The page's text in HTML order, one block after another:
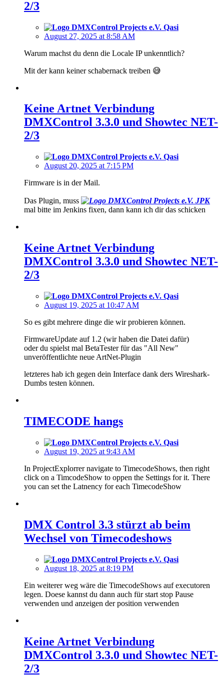
2/3
Qasi
August 27, 2025 at 8:58 AM
Warum machst du denn die Locale IP unkenntlich?
Mit der kann keiner schabernack treiben 😅
Keine Artnet Verbindung
DMXControl 3.3.0 und Showtec NET-
2/3
Qasi
August 20, 2025 at 7:15 PM
Firmware is in der Mail.
Das Plugin, muss
JPK
mal bitte im Jenkins fixen, dann kann ich dir das schicken
Keine Artnet Verbindung
DMXControl 3.3.0 und Showtec NET-
2/3
Qasi
August 19, 2025 at 10:47 AM
So es gibt mehrere dinge die wir probieren können.
FirmwareUpdate auf 1.2 (wir haben die Datei dafür)
oder du spielst mal BetaTester für das "All New"
unveröffentlichte neue ArtNet-Plugin
letzteres hab ich gegen dein Interface dank ders Wireshark-
Dumbs testen können.
TIMECODE hangs
Qasi
August 19, 2025 at 9:43 AM
In ProjectExplorrer navigate to TimecodeShows, then right
click on a TimcodeShow to oppen the Settings for it. There
you can set the Latnency for each TimecodeShow
DMX Control 3.3 stürzt ab beim
Wechsel von Timecodeshows
Qasi
August 18, 2025 at 8:19 PM
Ein weiterer weg wäre die TimecodeShows auf executoren
legen. Doese kannst du dann auch für start stop Pause
verwenden und anzeigen der position verwenden
Keine Artnet Verbindung
DMXControl 3.3.0 und Showtec NET-
2/3